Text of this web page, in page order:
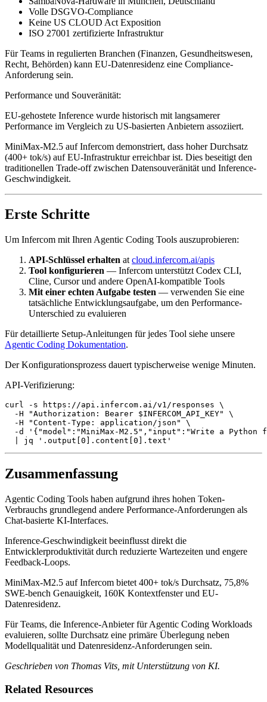
Volle DSGVO-Compliance
Keine US CLOUD Act Exposition
ISO 27001 zertifizierte Infrastruktur
Für Teams in regulierten Branchen (Finanzen, Gesundheitswesen,
Recht, Behörden) kann EU-Datenresidenz eine Compliance-
Anforderung sein.
Performance und Souveränität:
EU-gehostete Inference wurde historisch mit langsamerer
Performance im Vergleich zu US-basierten Anbietern assoziiert.
MiniMax-M2.5 auf Infercom demonstriert, dass hoher Durchsatz
(400+ tok/s) auf EU-Infrastruktur erreichbar ist. Dies beseitigt den
traditionellen Trade-off zwischen Datensouveränität und Inference-
Geschwindigkeit.
Erste Schritte
Um Infercom mit Ihren Agentic Coding Tools auszuprobieren:
API-Schlüssel erhalten at cloud.infercom.ai/apis
Tool konfigurieren — Infercom unterstützt Codex CLI,
Cline, Cursor und andere OpenAI-kompatible Tools
Mit einer echten Aufgabe testen — verwenden Sie eine
tatsächliche Entwicklungsaufgabe, um den Performance-
Unterschied zu evaluieren
Für detaillierte Setup-Anleitungen für jedes Tool siehe unsere
Agentic Coding Dokumentation.
Der Konfigurationsprozess dauert typischerweise wenige Minuten.
API-Verifizierung:
curl -s https://api.infercom.ai/v1/responses \
  -H "Authorization: Bearer $INFERCOM_API_KEY" \
  -H "Content-Type: application/json" \
-d '{"model":"MiniMax-M2.5","input":"Write a Python
  | jq '.output[0].content[0].text'
Zusammenfassung
Agentic Coding Tools haben aufgrund ihres hohen Token-
Verbrauchs grundlegend andere Performance-Anforderungen als
Chat-basierte KI-Interfaces.
Inference-Geschwindigkeit beeinflusst direkt die
Entwicklerproduktivität durch reduzierte Wartezeiten und engere
Feedback-Loops.
MiniMax-M2.5 auf Infercom bietet 400+ tok/s Durchsatz, 75,8%
SWE-bench Genauigkeit, 160K Kontextfenster und EU-
Datenresidenz.
Für Teams, die Inference-Anbieter für Agentic Coding Workloads
evaluieren, sollte Durchsatz eine primäre Überlegung neben
Modellqualität und Datenresidenz-Anforderungen sein.
Geschrieben von Thomas Vits, mit Unterstützung von KI.
Related Resources